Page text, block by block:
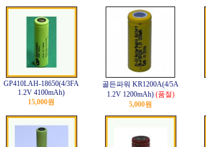
GP410LAH-18650(4/3FA
1.2V 4100mAh)
15,000원
골든파워 KR1200A(4/5A
1.2V 1200mAh) (품절)
5,000원